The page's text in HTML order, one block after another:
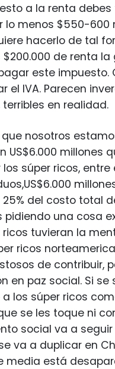
a la renta debes
lo menos $550-600
hacerlo de tal
$200.000 de renta la
este impuesto.
el IVA. Parecen
en realidad.
que nosotros
US$6.000 millones
súper ricos, entre
del costo total
pidiendo una cosa
ricos tuvieran la
ricos
de contribuir,
en paz social. Si se
los súper ricos
se les toque ni
social va a
va a duplicar en
media está